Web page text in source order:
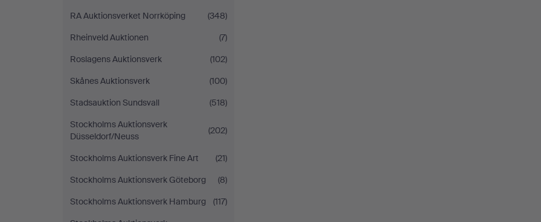
RA Auktionsverket Norrköping
(348)
Rheinveld Auktionen
(7)
Roslagens Auktionsverk
(102)
Skånes Auktionsverk
(100)
Stadsauktion Sundsvall
(518)
Stockholms Auktionsverk
Düsseldorf/Neuss
(202)
Stockholms Auktionsverk Fine Art
(21)
Stockholms Auktionsverk Göteborg
(8)
Stockholms Auktionsverk Hamburg
(117)